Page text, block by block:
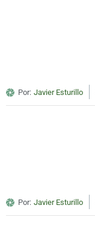
Por: Javier Esturillo
Por: Javier Esturillo